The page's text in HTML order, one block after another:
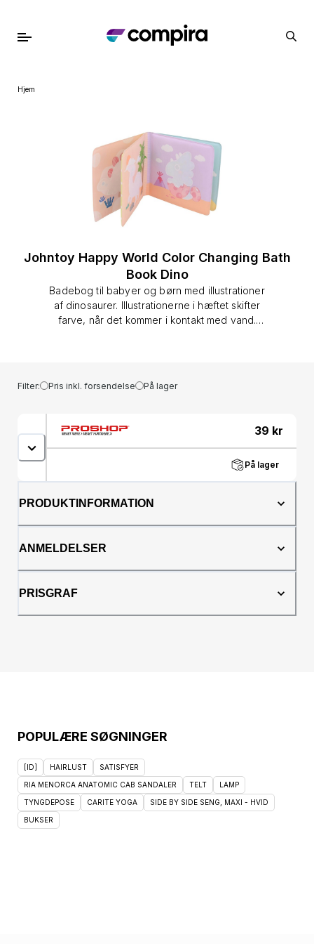
Hjem
Johntoy Happy World Color Changing Bath
Book Dino
Badebog til babyer og børn med illustrationer
af dinosaurer. Illustrationerne i hæftet skifter
farve, når det kommer i kontakt med vand.
Filter: Pris inkl. forsendelse På lager
39 kr
På lager
PRODUKTINFORMATION
ANMELDELSER
PRISGRAF
POPULÆRE SØGNINGER
[ID] HAIRLUST SATISFYER
RIA MENORCA ANATOMIC CAB SANDALER TELT LAMP
TYNGDEPOSE CARITE YOGA SIDE BY SIDE SENG, MAXI - HVID
BUKSER